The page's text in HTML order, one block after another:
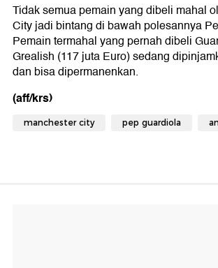
Tidak semua pemain yang dibeli mahal
City jadi bintang di bawah polesannya
Pemain termahal yang pernah dibeli
Grealish (117 juta Euro) sedang
dan bisa dipermanenkan.
(aff/krs)
manchester city pep guardiola